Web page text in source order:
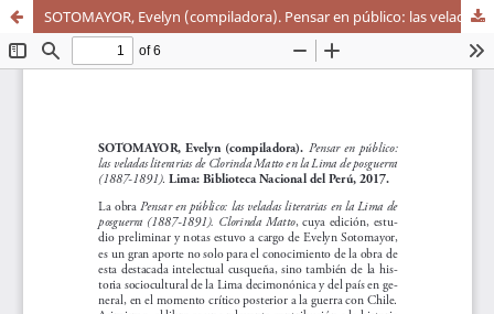
SOTOMAYOR, Evelyn (compiladora). Pensar en público: las veladas literarias de Clorinda Matto en la Lima de posguerra (1887-1891). Lima: Biblioteca Nacional del Perú, 2017.